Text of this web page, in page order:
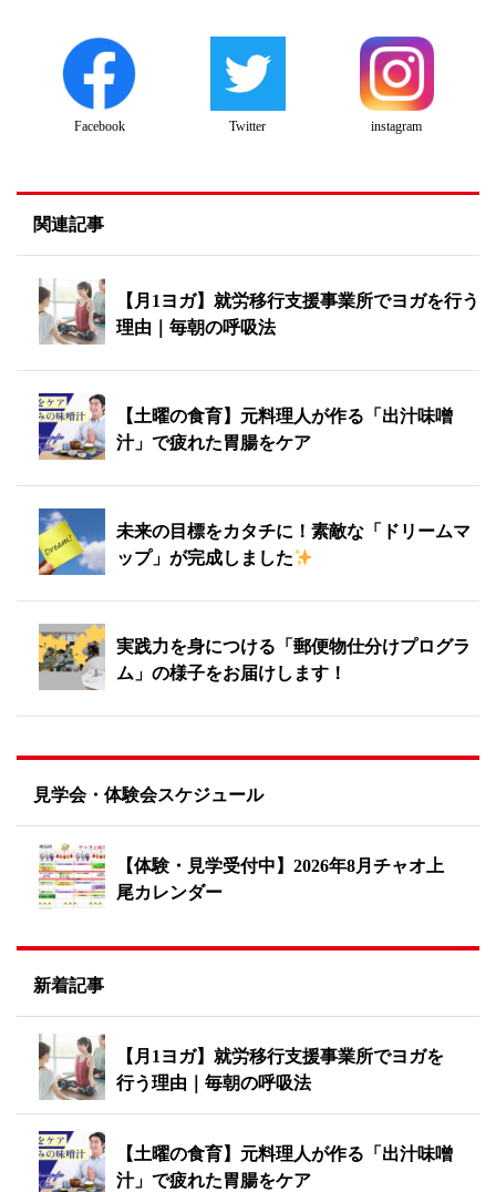
Facebook Twitter instagram
関連記事
【月1ヨガ】就労移行支援事業所でヨガを行う
理由｜毎朝の呼吸法
【土曜の食育】元料理人が作る「出汁味噌
汁」で疲れた胃腸をケア
未来の目標をカタチに！素敵な「ドリームマ
ップ」が完成しました
実践力を身につける「郵便物仕分けプログラ
ム」の様子をお届けします！
見学会・体験会スケジュール
【体験・見学受付中】2026年8月チャオ上
尾カレンダー
新着記事
【月1ヨガ】就労移行支援事業所でヨガを
行う理由｜毎朝の呼吸法
【土曜の食育】元料理人が作る「出汁味噌
汁」で疲れた胃腸をケア